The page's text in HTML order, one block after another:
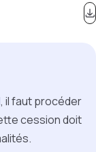
, il faut procéder
cession doit